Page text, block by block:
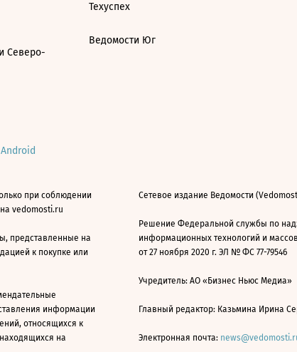
Северо-
Техуспех
Ведомости Юг
при соблюдении
vedomosti.ru
представленные на
к покупке или
информации
относящихся к
на
Сетевое издание Ведомости
Решение Федеральной службы по
информационных технологий и
от 27 ноября 2020 г. ЭЛ № ФС 77-79546
Учредитель: АО «Бизнес Ньюс Медиа»
Главный редактор: Казьмина Ирина
Электронная почта: